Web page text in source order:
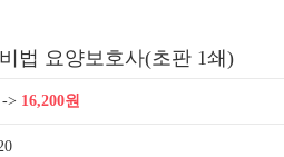
법 요양보호사(초판 1쇄)
-> 16,200원